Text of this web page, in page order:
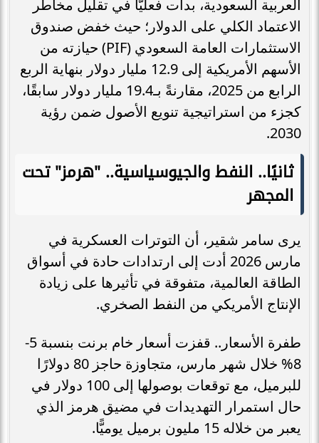
العربية السعودية، بدأت فعليًّا في تقليل مخاطر
الاعتماد الكلي على الدولار؛ حيث خفض صندوق
الاستثمارات العامة السعودي (PIF) حيازته من
الأسهم الأمريكية إلى 12.9 مليار دولار بنهاية الربع
الرابع من 2025، مقارنةً بـ19.4 مليار دولار سابقًا،
كجزء من استراتيجية تنويع الأصول ضمن رؤية
2030.
ثانيًا.. النفط والجيوسياسية.. "هرمز" تحت
المجهر
يرى سامر شقير، أن التوترات العسكرية في
مارس 2026 أدت إلى ارتدادات حادة في أسواق
الطاقة العالمية، متفوقة في تأثيرها على زيادة
الإنتاج الأمريكي من النفط الصخري.
طفرة الأسعار.. قفزت أسعار خام برنت بنسبة 5-
8% خلال شهر مارس، متجاوزة حاجز 80 دولارًا
للبرميل، مع توقعات بوصولها إلى 100 دولار في
حال استمرار التهديدات في مضيق هرمز الذي
يعبر من خلاله 15 مليون برميل يوميًّا.